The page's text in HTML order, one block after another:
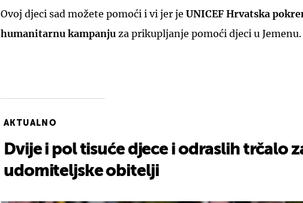
Ovoj djeci sad možete pomoći i vi jer je UNICEF Hrvatska
humanitarnu kampanju za prikupljanje pomoći djeci u Jemenu.
AKTUALNO
Dvije i pol tisuće djece i odraslih trčalo
udomiteljske obitelji